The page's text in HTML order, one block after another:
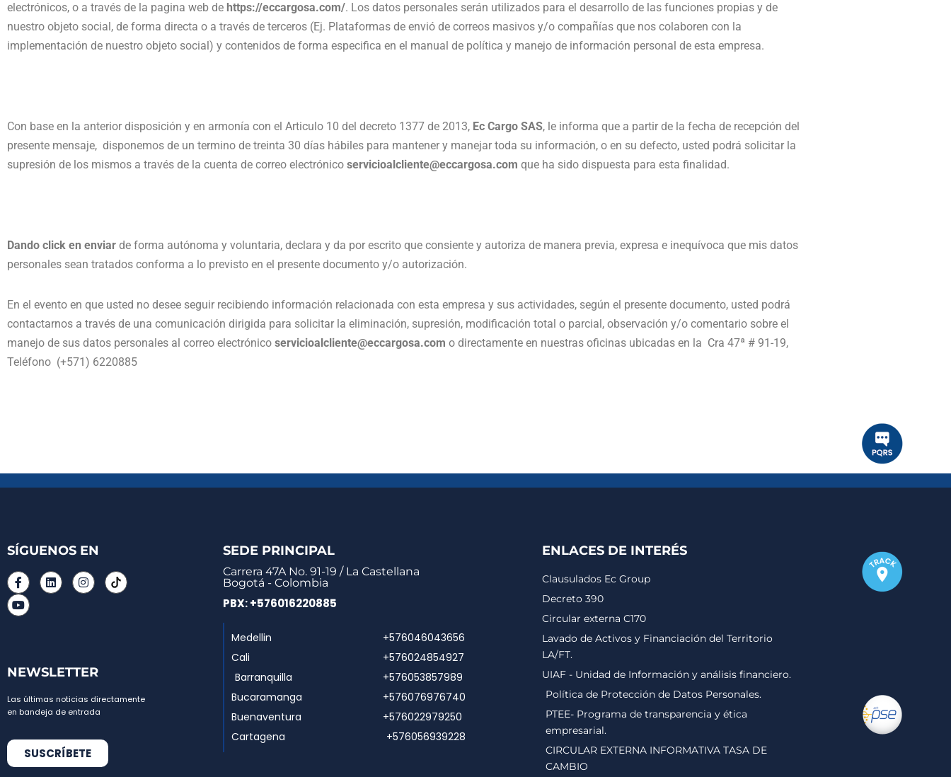
electrónicos, o a través de la pagina web de https://eccargosa.com/. Los datos personales serán utilizados para el desarrollo de las funciones propias y de
nuestro objeto social, de forma directa o a través de terceros (Ej. Plataformas de envió de correos masivos y/o compañías que nos colaboren con la
implementación de nuestro objeto social) y contenidos de forma especifica en el manual de política y manejo de información personal de esta empresa.
Con base en la anterior disposición y en armonía con el Articulo 10 del decreto 1377 de 2013, Ec Cargo SAS, le informa que a partir de la fecha de recepción del
presente mensaje, disponemos de un termino de treinta 30 días hábiles para mantener y manejar toda su información, o en su defecto, usted podrá solicitar la
supresión de los mismos a través de la cuenta de correo electrónico servicioalcliente@eccargosa.com que ha sido dispuesta para esta finalidad.
Dando click en enviar de forma autónoma y voluntaria, declara y da por escrito que consiente y autoriza de manera previa, expresa e inequívoca que mis datos
personales sean tratados conforma a lo previsto en el presente documento y/o autorización.
En el evento en que usted no desee seguir recibiendo información relacionada con esta empresa y sus actividades, según el presente documento, usted podrá
contactarnos a través de una comunicación dirigida para solicitar la eliminación, supresión, modificación total o parcial, observación y/o comentario sobre el
manejo de sus datos personales al correo electrónico servicioalcliente@eccargosa.com o directamente en nuestras oficinas ubicadas en la Cra 47ª # 91-19,
Teléfono (+571) 6220885
SÍGUENOS EN
NEWSLETTER
Las últimas noticias directamente
en bandeja de entrada
SUSCRÍBETE
SEDE PRINCIPAL
Carrera 47A No. 91-19 / La Castellana
Bogotá - Colombia
PBX: +576016220885
Medellin
Cali
Barranquilla
Bucaramanga
Buenaventura
Cartagena
+576046043656
+576024854927
+576053857989
+576076976740
+576022979250
+576056939228
ENLACES DE INTERÉS
Clausulados Ec Group
Decreto 390
Circular externa C170
Lavado de Activos y Financiación del Territorio
LA/FT.
UIAF - Unidad de Información y análisis financiero.
Política de Protección de Datos Personales.
PTEE- Programa de transparencia y ética
empresarial.
CIRCULAR EXTERNA INFORMATIVA TASA DE
CAMBIO